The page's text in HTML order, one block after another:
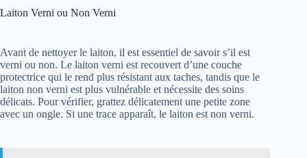
Laiton Verni ou Non Verni
Avant de nettoyer le laiton, il est essentiel de savoir s’il est
verni ou non. Le laiton verni est recouvert d’une couche
protectrice qui le rend plus résistant aux taches, tandis que le
laiton non verni est plus vulnérable et nécessite des soins
délicats. Pour vérifier, grattez délicatement une petite zone
avec un ongle. Si une trace apparaît, le laiton est non verni.